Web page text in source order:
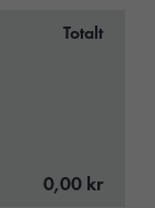
Totalt
0,00 kr